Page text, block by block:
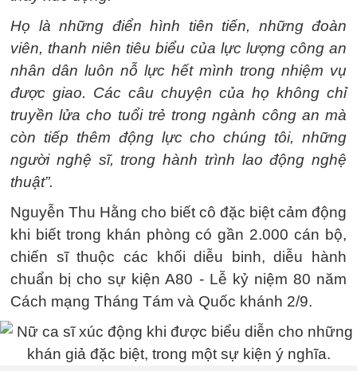
Họ là những điển hình tiên tiến, những đoàn
viên, thanh niên tiêu biểu của lực lượng công an
nhân dân luôn nỗ lực hết mình trong nhiệm vụ
được giao. Các câu chuyện của họ không chỉ
truyền lửa cho tuổi trẻ trong ngành công an mà
còn tiếp thêm động lực cho chúng tôi, những
người nghệ sĩ, trong hành trình lao động nghệ
thuật”.
Nguyễn Thu Hằng cho biết cô đặc biệt cảm động
khi biết trong khán phòng có gần 2.000 cán bộ,
chiến sĩ thuộc các khối diễu binh, diễu hành
chuẩn bị cho sự kiện A80 - Lễ kỷ niệm 80 năm
Cách mạng Tháng Tám và Quốc khánh 2/9.